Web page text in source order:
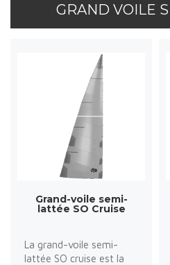
GRAND VOILE
Grand-voile semi-
lattée SO Cruise
La grand-voile semi-
lattée SO cruise est la